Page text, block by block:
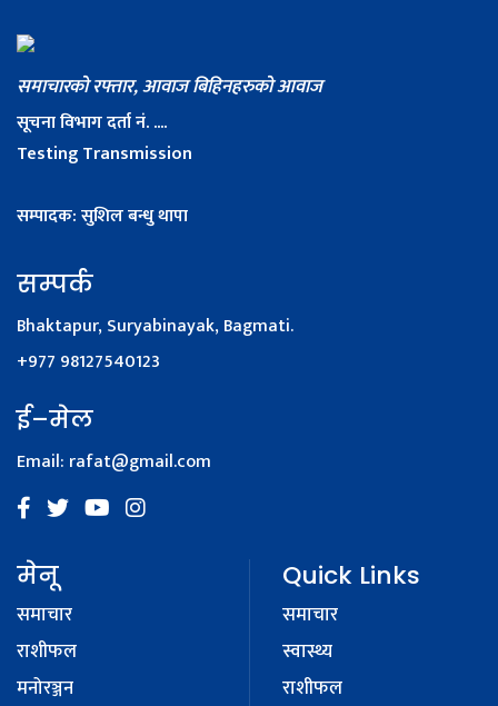
समाचारको रफ्तार, आवाज बिहिनहरुको आवाज
सूचना विभाग दर्ता नं. ....
Testing Transmission
सम्पादक: सुशिल बन्धु थापा
सम्पर्क
Bhaktapur, Suryabinayak, Bagmati.
+977 98127540123
ई–मेल
Email: rafat@gmail.com
मेनू
समाचार
राशीफल
मनोरञ्जन
Quick Links
समाचार
स्वास्थ्य
राशीफल